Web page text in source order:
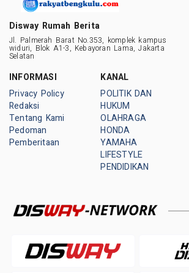
Disway Rumah Berita
Jl. Palmerah Barat No.353, komplek kampus
widuri, Blok A1-3, Kebayoran Lama, Jakarta
Selatan
INFORMASI
Privacy Policy
Redaksi
Tentang Kami
Pedoman
Pemberitaan
KANAL
POLITIK DAN
HUKUM
OLAHRAGA
HONDA
YAMAHA
LIFESTYLE
PENDIDIKAN